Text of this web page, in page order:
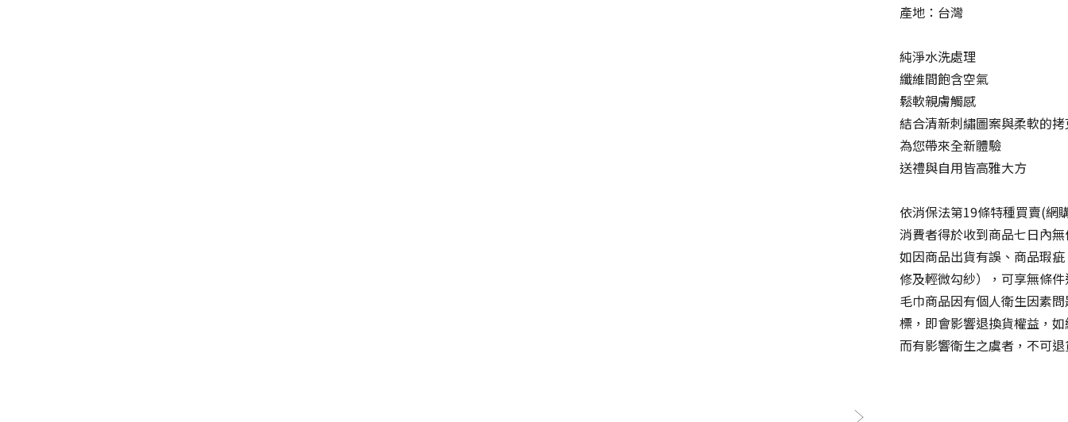
產地：台灣
純淨水洗處理
纖維間飽含空氣
鬆軟親膚觸感
結合清新刺繡圖案與柔軟的
為您帶來全新體驗
送禮與自用皆高雅大方
依消保法第19條特種買賣(網
消費者得於收到商品七日內
如因商品出貨有誤、商品瑕
修及輕微勾紗），可享無條
毛巾商品因有個人衛生因素
標，即會影響退換貨權益，
而有影響衛生之虞者，不可